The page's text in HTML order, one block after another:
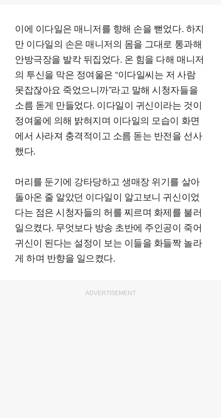
이에 이다일은 매니저를 향해 손을 뻗었다. 하지
만 이다일의 손은 매니저의 몸을 그대로 통과해
안방극장을 발칵 뒤집었다. 온 힘을 다해 매니저
의 투신을 막은 정여울은 “이다일씨는 저 사람
못잡잖아요 죽었으니까”라고 말해 시청자들을
소름 돋게 만들었다. 이다일이 귀신이라는 것이
정여울에 의해 밝혀지며 이다일의 모습이 화면
에서 사라져 충격적이고 소름 돋는 반전을 선사
했다.
머리를 둔기에 강타당하고 생매장 위기를 살아
돌아온 줄 알았던 이다일이 알고보니 귀신이었
다는 점은 시청자들의 허를 찌르며 화제를 불러
일으켰다. 무엇보다 방송 초반에 주인공이 죽어
귀신이 된다는 설정이 보는 이들을 화들짝 놀라
게 하며 반향을 일으켰다.
ADVERTISEMENT